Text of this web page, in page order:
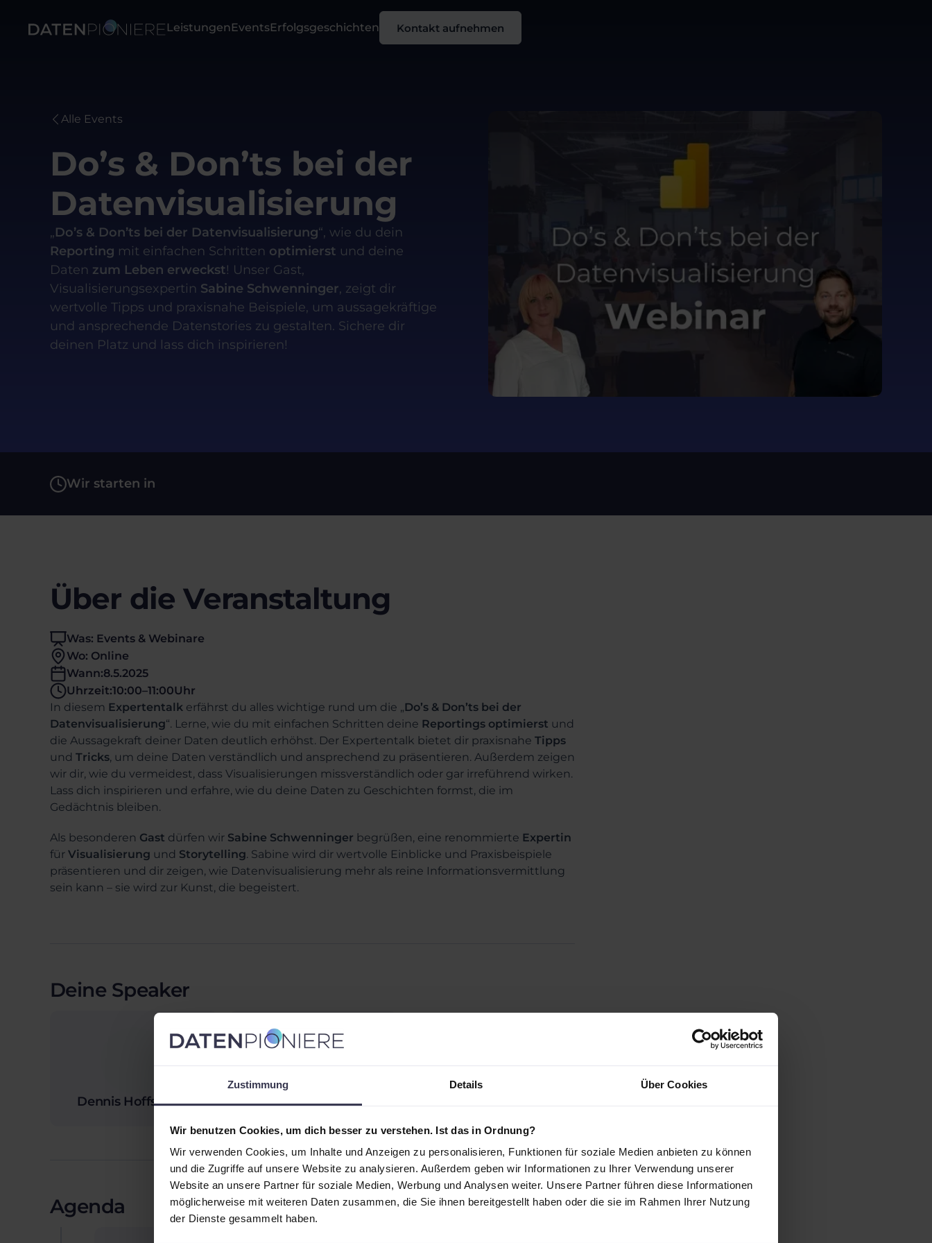
Zustimmung Details Über Cookies
Wir benutzen Cookies, um dich besser zu verstehen. Ist das in Ordnung?
Wir verwenden Cookies, um Inhalte und Anzeigen zu personalisieren, Funktionen für soziale Medien anbieten zu können
und die Zugriffe auf unsere Website zu analysieren. Außerdem geben wir Informationen zu Ihrer Verwendung unserer
Website an unsere Partner für soziale Medien, Werbung und Analysen weiter. Unsere Partner führen diese Informationen
möglicherweise mit weiteren Daten zusammen, die Sie ihnen bereitgestellt haben oder die sie im Rahmen Ihrer Nutzung
der Dienste gesammelt haben.
LeistungenEventsErfolgsgeschichten Kontakt aufnehmen
Alle Events
Do’s & Don’ts bei der
Datenvisualisierung
„Do’s & Don’ts bei der Datenvisualisierung“, wie du dein
Reporting mit einfachen Schritten optimierst und deine
Daten zum Leben erweckst! Unser Gast,
Visualisierungsexpertin Sabine Schwenninger, zeigt dir
wertvolle Tipps und praxisnahe Beispiele, um aussagekräftige
und ansprechende Datenstories zu gestalten. Sichere dir
deinen Platz und lass dich inspirieren!
Wir starten in
Über die Veranstaltung
Was: Events & Webinare
Wo: Online
Wann:8.5.2025
Uhrzeit:10:00–11:00Uhr
In diesem Expertentalk erfährst du alles wichtige rund um die „Do’s & Don’ts bei der
Datenvisualisierung“. Lerne, wie du mit einfachen Schritten deine Reportings optimierst und
die Aussagekraft deiner Daten deutlich erhöhst. Der Expertentalk bietet dir praxisnahe Tipps
und Tricks, um deine Daten verständlich und ansprechend zu präsentieren. Außerdem zeigen
wir dir, wie du vermeidest, dass Visualisierungen missverständlich oder gar irreführend wirken.
Lass dich inspirieren und erfahre, wie du deine Daten zu Geschichten formst, die im
Gedächtnis bleiben.
Als besonderen Gast dürfen wir Sabine Schwenninger begrüßen, eine renommierte Expertin
für Visualisierung und Storytelling. Sabine wird dir wertvolle Einblicke und Praxisbeispiele
präsentieren und dir zeigen, wie Datenvisualisierung mehr als reine Informationsvermittlung
sein kann – sie wird zur Kunst, die begeistert.
Deine Speaker
Dennis Hoffstädte Sabine Schwenninger
Agenda